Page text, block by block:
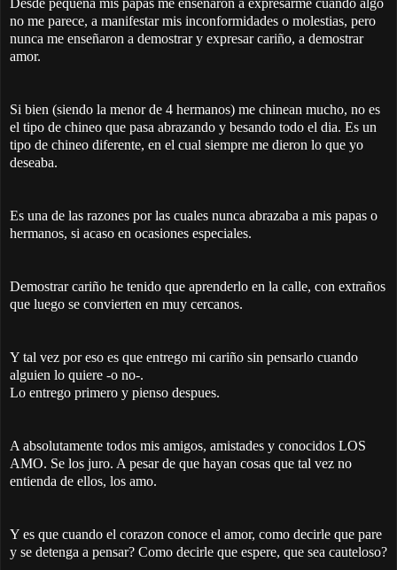
no me parece, a manifestar mis inconformidades o molestias, pero
nunca me enseñaron a demostrar y expresar cariño, a demostrar
amor.
Si bien (siendo la menor de 4 hermanos) me chinean mucho, no es
el tipo de chineo que pasa abrazando y besando todo el dia. Es un
tipo de chineo diferente, en el cual siempre me dieron lo que yo
deseaba.
Es una de las razones por las cuales nunca abrazaba a mis papas o
hermanos, si acaso en ocasiones especiales.
Demostrar cariño he tenido que aprenderlo en la calle, con extraños
que luego se convierten en muy cercanos.
Y tal vez por eso es que entrego mi cariño sin pensarlo cuando
alguien lo quiere -o no-.
Lo entrego primero y pienso despues.
A absolutamente todos mis amigos, amistades y conocidos LOS
AMO. Se los juro. A pesar de que hayan cosas que tal vez no
entienda de ellos, los amo.
Y es que cuando el corazon conoce el amor, como decirle que pare
y se detenga a pensar? Como decirle que espere, que sea cauteloso?